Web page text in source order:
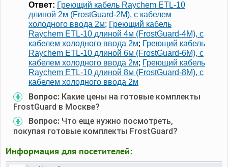
Ответ: Греющий кабель Raychem ETL-10
длиной 2м (FrostGuard-2M), с кабелем
холодного ввода 2м; Греющий кабель
Raychem ETL-10 длиной 4м (FrostGuard-4M), с
кабелем холодного ввода 2м; Греющий кабель
Raychem ETL-10 длиной 6м (FrostGuard-6M), с
кабелем холодного ввода 2м; Греющий кабель
Raychem ETL-10 длиной 8м (FrostGuard-8M), с
кабелем холодного ввода 2м
Вопрос: Какие цены на готовые комплекты
FrostGuard в Москве?
Вопрос: Что еще нужно посмотреть,
покупая готовые комплекты FrostGuard?
Информация для посетителей: